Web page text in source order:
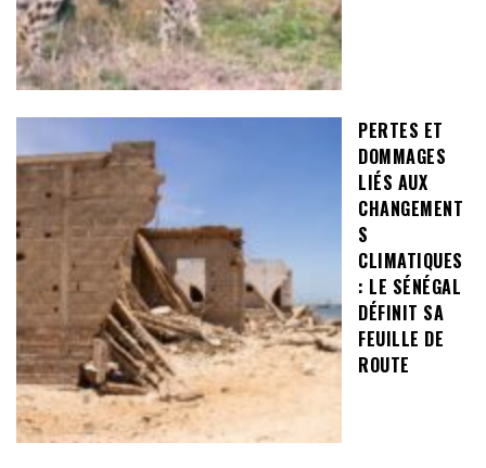
PERTES ET
DOMMAGES
LIÉS AUX
CHANGEMENT
S
CLIMATIQUES
: LE SÉNÉGAL
DÉFINIT SA
FEUILLE DE
ROUTE